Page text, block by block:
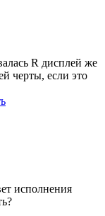
R дисплей же
черты, если это
исполнения